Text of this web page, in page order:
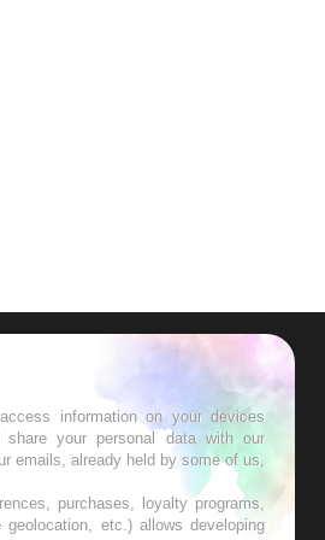
information on your devices
your personal data with our
emails, already held by some of us,
purchases, loyalty programs,
etc.) allows developing